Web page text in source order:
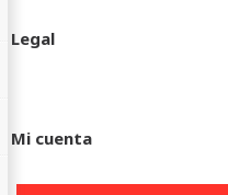
Legal
Mi cuenta